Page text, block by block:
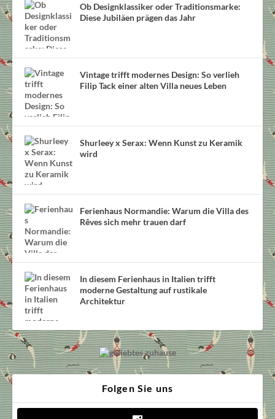
Ob Designklassiker oder Traditionsmarke:
Diese Jubiläen prägen das Jahr
Vintage trifft modernes Design: So verlieh
Filip Tack einer alten Villa neues Leben
Shurleey x Serax: Wenn Kunst zu Keramik
wird
Ferienhaus Normandie: Warum die Villa des
Rêves sich mehr trauen darf
In diesem Ferienhaus in Italien trifft
moderne Gestaltung auf rustikale
Architektur
Folgen Sie uns